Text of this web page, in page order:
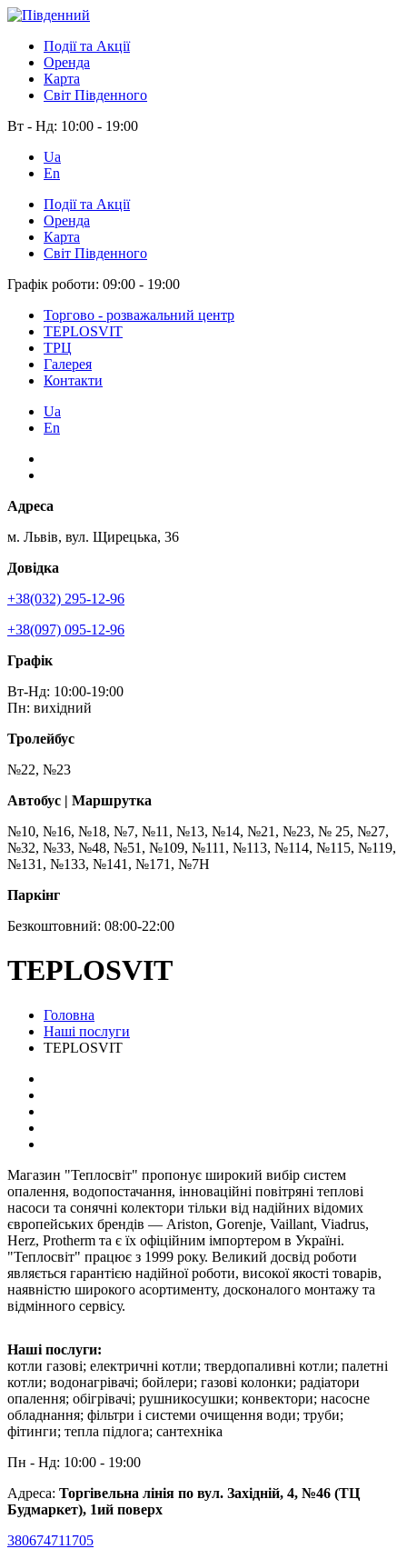
Події та Акції
Оренда
Карта
Світ Південного
Вт - Нд: 10:00 - 19:00
Ua
En
Події та Акції
Оренда
Карта
Світ Південного
Графік роботи: 09:00 - 19:00
Торгово - розважальний центр
TEPLOSVIT
ТРЦ
Галерея
Контакти
Ua
En
Адреса
м. Львів, вул. Щирецька, 36
Довідка
+38(032) 295-12-96
+38(097) 095-12-96
Графік
Вт-Нд: 10:00-19:00
Пн: вихідний
Тролейбус
№22, №23
Автобус | Маршрутка
№10, №16, №18, №7, №11, №13, №14, №21, №23, № 25, №27,
№32, №33, №48, №51, №109, №111, №113, №114, №115, №119,
№131, №133, №141, №171, №7Н
Паркінг
Безкоштовний: 08:00-22:00
TEPLOSVIT
Головна
Наші послуги
TEPLOSVIT
Магазин "Теплосвіт" пропонує широкий вибір систем
опалення, водопостачання, інноваційні повітряні теплові
насоси та сонячні колектори тільки від надійних відомих
європейських брендів — Ariston, Gorenje, Vaillant, Viadrus,
Herz, Protherm та є їх офіційним імпортером в Україні.
"Теплосвіт" працює з 1999 року. Великий досвід роботи
являється гарантією надійної роботи, високої якості товарів,
наявністю широкого асортименту, досконалого монтажу та
відмінного сервісу.
Наші послуги:
котли газові; електричні котли; твердопаливні котли; палетні
котли; водонагрівачі; бойлери; газові колонки; радіатори
опалення; обігрівачі; рушникосушки; конвектори; насосне
обладнання; фільтри і системи очищення води; труби;
фітинги; тепла підлога; сантехніка
Пн - Нд: 10:00 - 19:00
Адреса: Торгівельна лінія по вул. Західній, 4, №46 (ТЦ
Будмаркет), 1ий поверх
380674711705